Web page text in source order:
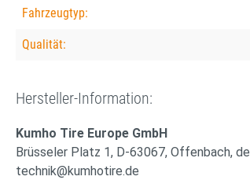
Fahrzeugtyp:
Qualität:
Hersteller-Information:
Kumho Tire Europe GmbH
Brüsseler Platz 1, D-63067, Offenbach, de
technik@kumhotire.de